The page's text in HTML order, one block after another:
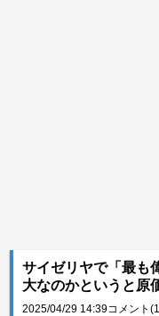
サイゼリヤで「最も
大なのかというと
2025/04/29 14:39コメント